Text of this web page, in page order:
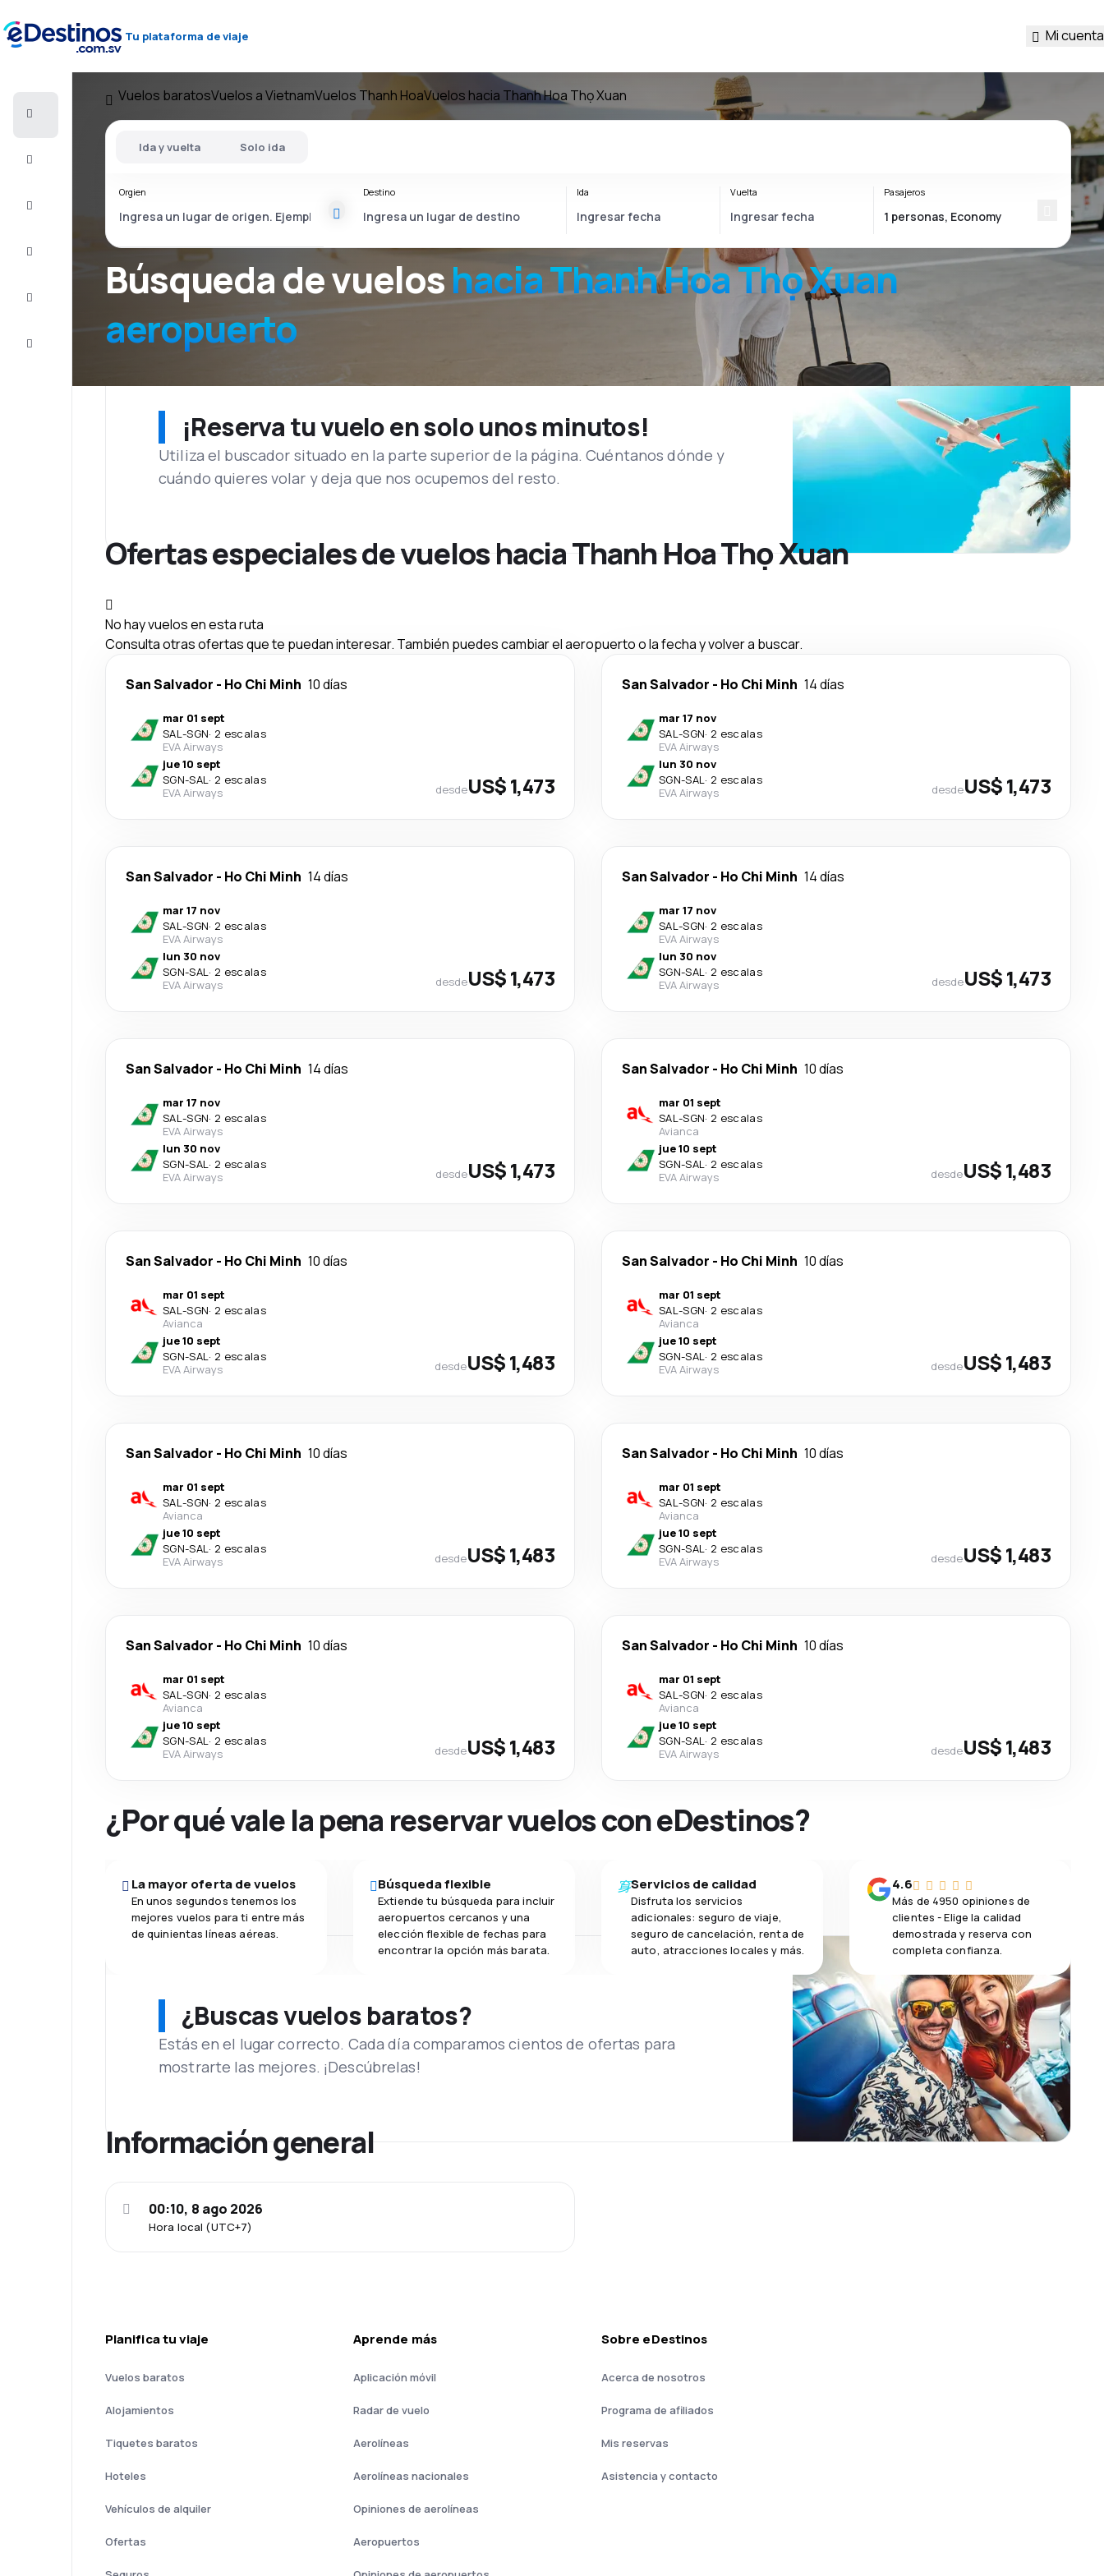
Tu plataforma de viaje Mi cuenta
Vuelos baratosVuelos a VietnamVuelos Thanh HoaVuelos hacia Thanh Hoa Thọ Xuan
Búsqueda de vueloshaciaThanh Hoa Thọ Xuan
aeropuerto
Ida y vuelta Solo ida
Orgien Destino Ida Vuelta Pasajeros
¡Reserva tu vuelo en solo unos minutos!
Utiliza el buscador situado en la parte superior de la página. Cuéntanos dónde y
cuándo quieres volar y deja que nos ocupemos del resto.
Ofertas especiales de vuelos hacia Thanh Hoa Thọ Xuan
No hay vuelos en esta ruta
Consulta otras ofertas que te puedan interesar. También puedes cambiar el aeropuerto o la fecha y volver a buscar.
San Salvador - Ho Chi Minh 10 días
mar 01 sept
SAL-SGN· 2 escalas
EVA Airways
jue 10 sept
SGN-SAL· 2 escalas
EVA Airways
desdeUS$ 1,473
San Salvador - Ho Chi Minh 14 días
mar 17 nov
SAL-SGN· 2 escalas
EVA Airways
lun 30 nov
SGN-SAL· 2 escalas
EVA Airways
desdeUS$ 1,473
San Salvador - Ho Chi Minh 14 días
mar 17 nov
SAL-SGN· 2 escalas
EVA Airways
lun 30 nov
SGN-SAL· 2 escalas
EVA Airways
desdeUS$ 1,473
San Salvador - Ho Chi Minh 14 días
mar 17 nov
SAL-SGN· 2 escalas
EVA Airways
lun 30 nov
SGN-SAL· 2 escalas
EVA Airways
desdeUS$ 1,473
San Salvador - Ho Chi Minh 14 días
mar 17 nov
SAL-SGN· 2 escalas
EVA Airways
lun 30 nov
SGN-SAL· 2 escalas
EVA Airways
desdeUS$ 1,473
San Salvador - Ho Chi Minh 10 días
mar 01 sept
SAL-SGN· 2 escalas
Avianca
jue 10 sept
SGN-SAL· 2 escalas
EVA Airways
desdeUS$ 1,483
San Salvador - Ho Chi Minh 10 días
mar 01 sept
SAL-SGN· 2 escalas
Avianca
jue 10 sept
SGN-SAL· 2 escalas
EVA Airways
desdeUS$ 1,483
San Salvador - Ho Chi Minh 10 días
mar 01 sept
SAL-SGN· 2 escalas
Avianca
jue 10 sept
SGN-SAL· 2 escalas
EVA Airways
desdeUS$ 1,483
San Salvador - Ho Chi Minh 10 días
mar 01 sept
SAL-SGN· 2 escalas
Avianca
jue 10 sept
SGN-SAL· 2 escalas
EVA Airways
desdeUS$ 1,483
San Salvador - Ho Chi Minh 10 días
mar 01 sept
SAL-SGN· 2 escalas
Avianca
jue 10 sept
SGN-SAL· 2 escalas
EVA Airways
desdeUS$ 1,483
San Salvador - Ho Chi Minh 10 días
mar 01 sept
SAL-SGN· 2 escalas
Avianca
jue 10 sept
SGN-SAL· 2 escalas
EVA Airways
desdeUS$ 1,483
San Salvador - Ho Chi Minh 10 días
mar 01 sept
SAL-SGN· 2 escalas
Avianca
jue 10 sept
SGN-SAL· 2 escalas
EVA Airways
desdeUS$ 1,483
¿Por qué vale la pena reservar vuelos con eDestinos?
La mayor oferta de vuelos
En unos segundos tenemos los
mejores vuelos para ti entre más
de quinientas líneas aéreas.
Búsqueda flexible
Extiende tu búsqueda para incluir
aeropuertos cercanos y una
elección flexible de fechas para
encontrar la opción más barata.
Servicios de calidad
Disfruta los servicios
adicionales: seguro de viaje,
seguro de cancelación, renta de
auto, atracciones locales y más.
4.6
Más de 4950 opiniones de
clientes - Elige la calidad
demostrada y reserva con
completa confianza.
¿Buscas vuelos baratos?
Estás en el lugar correcto. Cada día comparamos cientos de ofertas para
mostrarte las mejores. ¡Descúbrelas!
Información general
Hora local (UTC+7)
00:10, 8 ago 2026
Planifica tu viaje
Vuelos baratos
Alojamientos
Tiquetes baratos
Hoteles
Vehículos de alquiler
Ofertas
Aprende más
Aplicación móvil
Radar de vuelo
Aerolíneas
Aerolíneas nacionales
Opiniones de aerolíneas
Aeropuertos
Sobre eDestinos
Acerca de nosotros
Programa de afiliados
Mis reservas
Asistencia y contacto